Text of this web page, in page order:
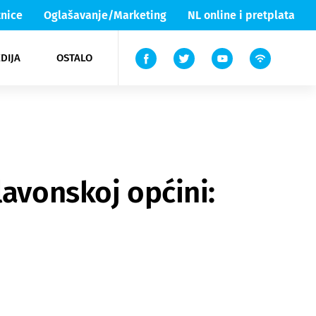
Oglašavanje/Marketing NL online i pretplata
OSTALO
Lika & Senj
TV
općini: